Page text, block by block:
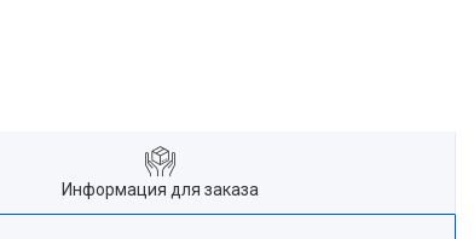
Информация для заказа